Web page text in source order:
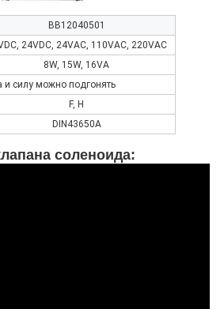
BB12040501
24VDC, 24VAC, 110VAC, 220VAC
8W, 15W, 16VA
и силу можно подгонять
F, H
DIN43650A
соленоида: